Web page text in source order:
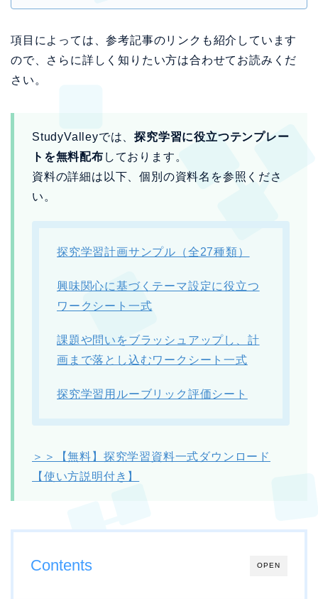
項目によっては、参考記事のリンクも紹介しています
ので、さらに詳しく知りたい方は合わせてお読みくだ
さい。
StudyValleyでは、探究学習に役立つテンプレー
トを無料配布 しております。
資料の詳細は以下、個別の資料名を参照くださ
い。
探究学習計画サンプル（全27種類）
興味関心に基づくテーマ設定に役立つ
ワークシート一式
課題や問いをブラッシュアップし、計
画まで落とし込むワークシート一式
探究学習用ルーブリック評価シート
＞＞【無料】探究学習資料一式ダウンロード
【使い方説明付き】
OPEN
Contents